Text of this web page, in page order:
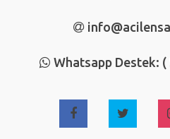
Whatsapp Destek: (